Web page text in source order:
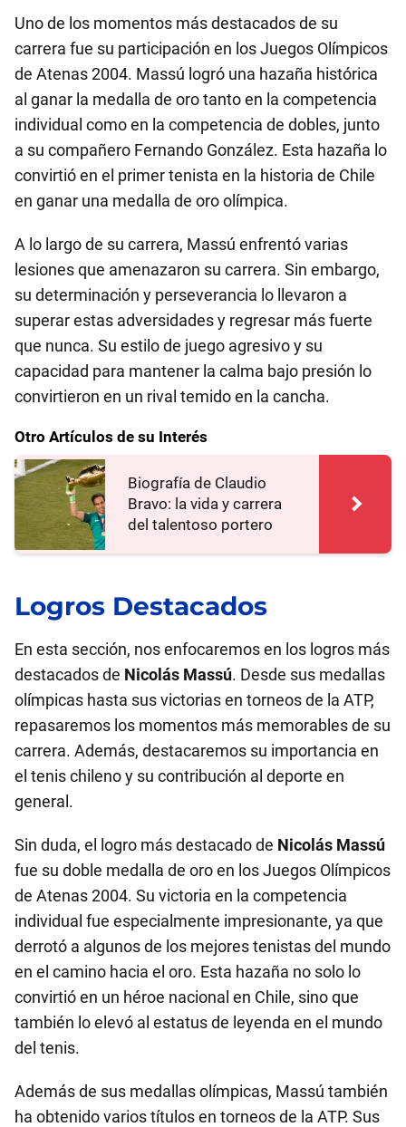
Uno de los momentos más destacados de su
carrera fue su participación en los Juegos Olímpicos
de Atenas 2004. Massú logró una hazaña histórica
al ganar la medalla de oro tanto en la competencia
individual como en la competencia de dobles, junto
a su compañero Fernando González. Esta hazaña lo
convirtió en el primer tenista en la historia de Chile
en ganar una medalla de oro olímpica.
A lo largo de su carrera, Massú enfrentó varias
lesiones que amenazaron su carrera. Sin embargo,
su determinación y perseverancia lo llevaron a
superar estas adversidades y regresar más fuerte
que nunca. Su estilo de juego agresivo y su
capacidad para mantener la calma bajo presión lo
convirtieron en un rival temido en la cancha.
Otro Artículos de su Interés
Biografía de Claudio
Bravo: la vida y carrera
del talentoso portero
Logros Destacados
En esta sección, nos enfocaremos en los logros más
destacados de Nicolás Massú. Desde sus medallas
olímpicas hasta sus victorias en torneos de la ATP,
repasaremos los momentos más memorables de su
carrera. Además, destacaremos su importancia en
el tenis chileno y su contribución al deporte en
general.
Sin duda, el logro más destacado de Nicolás Massú
fue su doble medalla de oro en los Juegos Olímpicos
de Atenas 2004. Su victoria en la competencia
individual fue especialmente impresionante, ya que
derrotó a algunos de los mejores tenistas del mundo
en el camino hacia el oro. Esta hazaña no solo lo
convirtió en un héroe nacional en Chile, sino que
también lo elevó al estatus de leyenda en el mundo
del tenis.
Además de sus medallas olímpicas, Massú también
ha obtenido varios títulos en torneos de la ATP. Sus